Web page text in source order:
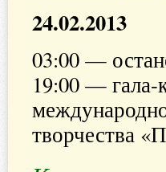
24.02.2013
03:00 —
19:00 — гала-
творчества